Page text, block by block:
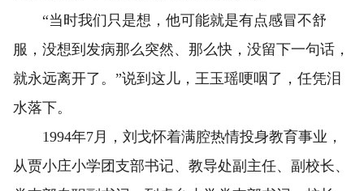
“当时我们只是想，他可能就是有点感冒不舒
服，没想到发病那么突然、那么快，没留下一句话，
就永远离开了。”说到这儿，王玉瑶哽咽了，任凭泪
水落下。
1994年7月，刘戈怀着满腔热情投身教育事业，
从贾小庄小学团支部书记、教导处副主任、副校长、